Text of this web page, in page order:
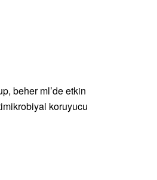
beher ml’de etkin
koruyucu